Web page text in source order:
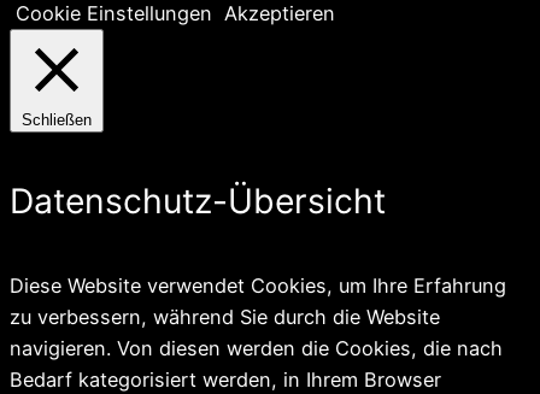
Cookie Einstellungen Akzeptieren
Schließen
Datenschutz-Übersicht
Diese Website verwendet Cookies, um Ihre Erfahrung
zu verbessern, während Sie durch die Website
navigieren. Von diesen werden die Cookies, die nach
Bedarf kategorisiert werden, in Ihrem Browser